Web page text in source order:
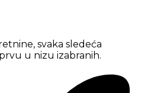
svaka sledeća
u nizu izabranih.